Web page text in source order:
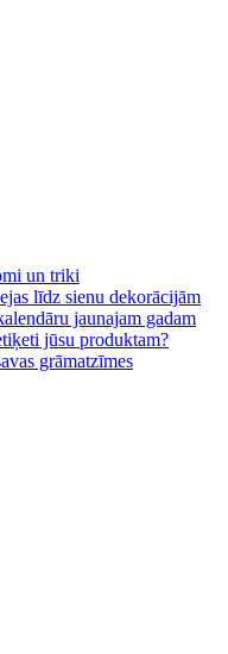
un triki
līdz sienu dekorācijām
jaunajam gadam
jūsu produktam?
grāmatzīmes